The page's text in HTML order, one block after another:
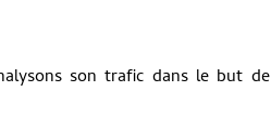
son trafic dans le but de